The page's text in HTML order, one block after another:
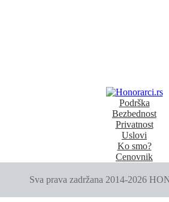
Podrška
Bezbednost
Privatnost
Uslovi
Ko smo?
Cenovnik
Sva prava zadržana 2014-2026